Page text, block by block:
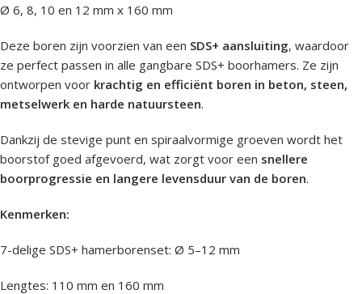
Ø 6, 8, 10 en 12 mm x 160 mm
Deze boren zijn voorzien van een SDS+ aansluiting, waardoor
ze perfect passen in alle gangbare SDS+ boorhamers. Ze zijn
ontworpen voor krachtig en efficiënt boren in beton, steen,
metselwerk en harde natuursteen.
Dankzij de stevige punt en spiraalvormige groeven wordt het
boorstof goed afgevoerd, wat zorgt voor een snellere
boorprogressie en langere levensduur van de boren.
Kenmerken:
7-delige SDS+ hamerborenset: Ø 5–12 mm
Lengtes: 110 mm en 160 mm